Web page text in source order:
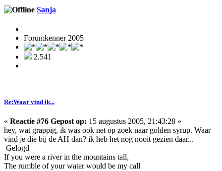
Sanja
Forumkenner 2005
2.541
Re:Waar vind ik...
« Reactie #76 Gepost op: 15 augustus 2005, 21:43:28 »
hey, wat grappig, ik was ook net op zoek naar golden syrup. Waar
vind je die bij de AH dan? ik heb het nog nooit gezien daar...
Gelogd
If you were a river in the mountains tall,
The rumble of your water would be my call